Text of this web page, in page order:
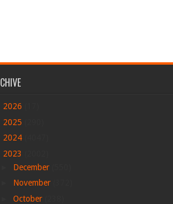
2026
2025
2024
2023
December
November
October